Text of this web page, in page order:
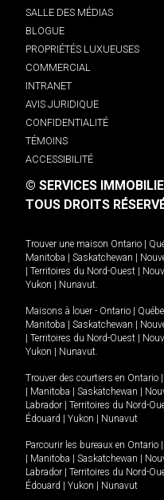
SALLE DES MÉDIAS
BLOGUE
PROPRIÉTÉS LUXUEUSES
COMMERCIAL
INTRANET
AVIS JURIDIQUE
CONFIDENTIALITÉ
TÉMOINS
ACCESSIBILITÉ
© SERVICES
TOUS DROITS
Trouver une maison Ontario
Manitoba
Saskatchewan
Territoires du Nord-Ouest
Yukon
Nunavut.
Maisons à louer - Ontario
Manitoba
Saskatchewan
Territoires du Nord-Ouest
Yukon
Nunavut.
Trouver des courtiers en Ontario
Manitoba Saskatchewan
Labrador
Territoires du Nord-
Édouard
Yukon Nunavut
Parcourir les bureaux en Ontario
Manitoba Saskatchewan
Labrador
Territoires du Nord-
Édouard
Yukon Nunavut